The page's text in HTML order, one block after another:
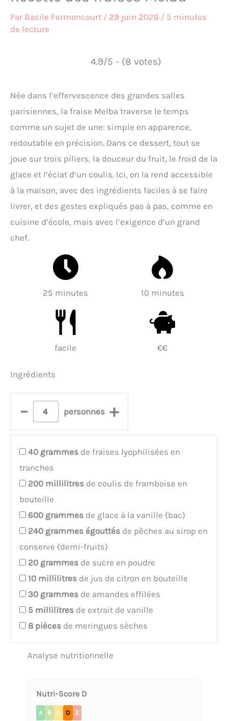
Par Basile Fermoncourt / 29 juin 2026 / 5 minutes
de lecture
4.9/5 - (8 votes)
Née dans l’effervescence des grandes salles
parisiennes, la fraise Melba traverse le temps
comme un sujet de une: simple en apparence,
redoutable en précision. Dans ce dessert, tout se
joue sur trois piliers, la douceur du fruit, le froid de la
glace et l’éclat d’un coulis. Ici, on la rend accessible
à la maison, avec des ingrédients faciles à se faire
livrer, et des gestes expliqués pas à pas, comme en
cuisine d’école, mais avec l’exigence d’un grand
chef.
25 minutes 10 minutes
facile €€
Ingrédients
– personnes +
40 grammes de fraises lyophilisées en
tranches
200 millilitres de coulis de framboise en
bouteille
600 grammes de glace à la vanille (bac)
240 grammes égouttés de pêches au sirop en
conserve (demi-fruits)
20 grammes de sucre en poudre
10 millilitres de jus de citron en bouteille
30 grammes de amandes effilées
5 millilitres de extrait de vanille
8 pièces de meringues sèches
Analyse nutritionnelle
Nutri-Score D
A B C D E